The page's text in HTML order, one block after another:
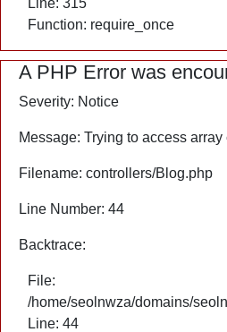
Line: 315
Function: require_once
A PHP Error was
Severity: Notice
Message: Trying to access array
Filename: controllers/Blog.php
Line Number: 44
Backtrace:
File:
/home/seolnwza/domains/
Line: 44